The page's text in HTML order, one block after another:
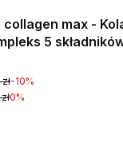
collagen max -
5
-10%
0%